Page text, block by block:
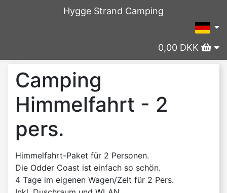
Hygge Strand Camping
0,00 DKK
Camping
Himmelfahrt - 2
pers.
Himmelfahrt-Paket für 2 Personen.
Die Odder Coast ist einfach so schön.
4 Tage im eigenen Wagen/Zelt für 2 Pers.